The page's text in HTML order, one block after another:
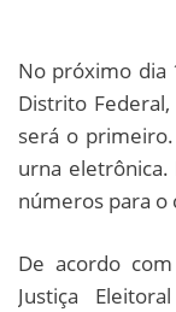
No próximo dia
Distrito
será o
urna
números para o
De acordo
Justiça